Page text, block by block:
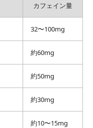
カフェイン量
32〜100mg
約60mg
約50mg
約30mg
約10〜15mg